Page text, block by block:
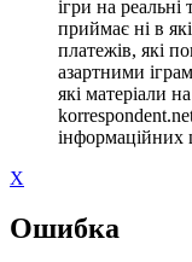
ігри на реальні
приймає ні в
платежів, які
азартними
які матеріали
інформаційних
X
Ошибка